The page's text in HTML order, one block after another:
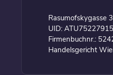
Rasumofskygasse
UID: ATU75227915
Firmenbuchnr.:
Handelsgericht